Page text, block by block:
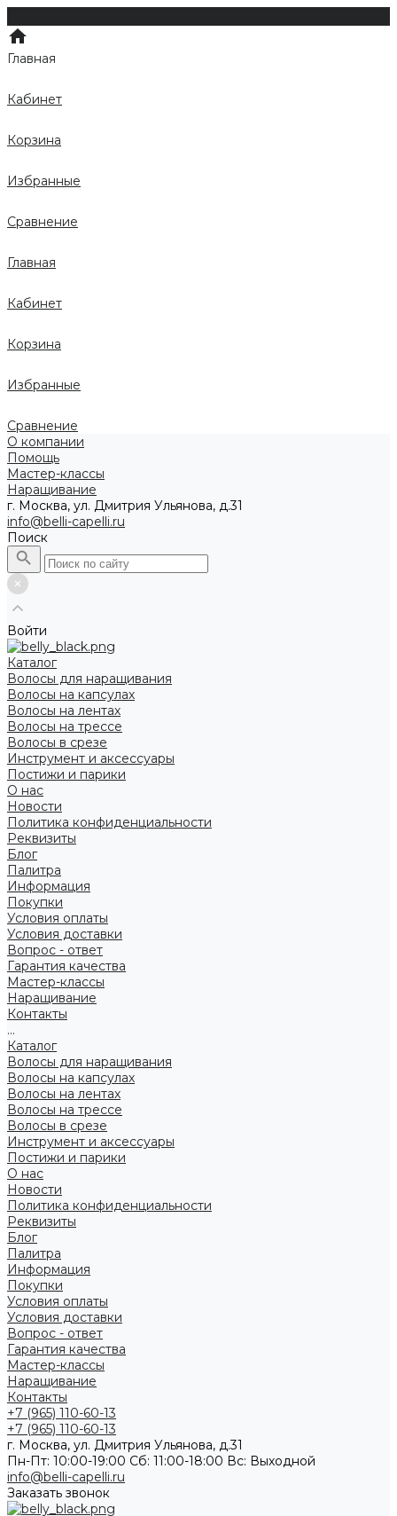
Главная
Кабинет
Корзина
Избранные
Сравнение
Главная
Кабинет
Корзина
Избранные
Сравнение
О компании
Помощь
Мастер-классы
Наращивание
г. Москва, ул. Дмитрия Ульянова, д.31
info@belli-capelli.ru
Поиск
Войти
Каталог
Волосы для наращивания
Волосы на капсулах
Волосы на лентах
Волосы на трессе
Волосы в срезе
Инструмент и аксессуары
Постижи и парики
О нас
Новости
Политика конфиденциальности
Реквизиты
Блог
Палитра
Информация
Покупки
Условия оплаты
Условия доставки
Вопрос - ответ
Гарантия качества
Мастер-классы
Наращивание
Контакты
...
Каталог
Волосы для наращивания
Волосы на капсулах
Волосы на лентах
Волосы на трессе
Волосы в срезе
Инструмент и аксессуары
Постижи и парики
О нас
Новости
Политика конфиденциальности
Реквизиты
Блог
Палитра
Информация
Покупки
Условия оплаты
Условия доставки
Вопрос - ответ
Гарантия качества
Мастер-классы
Наращивание
Контакты
+7 (965) 110-60-13
+7 (965) 110-60-13
г. Москва, ул. Дмитрия Ульянова, д.31
Пн-Пт: 10:00-19:00 Cб: 11:00-18:00 Вс: Выходной
info@belli-capelli.ru
Заказать звонок